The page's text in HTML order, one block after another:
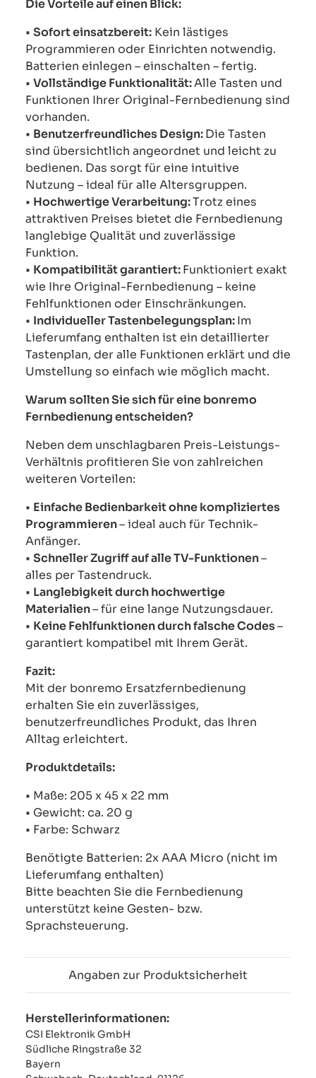
Die Vorteile auf einen Blick:
• Sofort einsatzbereit: Kein lästiges
Programmieren oder Einrichten notwendig.
Batterien einlegen – einschalten – fertig.
• Vollständige Funktionalität:Alle Tasten und
Funktionen Ihrer Original-Fernbedienung sind
vorhanden.
• Benutzerfreundliches Design:Die Tasten
sind übersichtlich angeordnet und leicht zu
bedienen. Das sorgt für eine intuitive
Nutzung – ideal für alle Altersgruppen.
• Hochwertige Verarbeitung:Trotz eines
attraktiven Preises bietet die Fernbedienung
langlebige Qualität und zuverlässige
Funktion.
• Kompatibilität garantiert:Funktioniert exakt
wie Ihre Original-Fernbedienung – keine
Fehlfunktionen oder Einschränkungen.
• Individueller Tastenbelegungsplan:Im
Lieferumfang enthalten ist ein detaillierter
Tastenplan, der alle Funktionen erklärt und die
Umstellung so einfach wie möglich macht.
Warum sollten Sie sich für eine bonremo
Fernbedienung entscheiden?
Neben dem unschlagbaren Preis-Leistungs-
Verhältnis profitieren Sie von zahlreichen
weiteren Vorteilen:
• Einfache Bedienbarkeit ohne kompliziertes
Programmieren– ideal auch für Technik-
Anfänger.
• Schneller Zugriff auf alle TV-Funktionen–
alles per Tastendruck.
• Langlebigkeit durch hochwertige
Materialien– für eine lange Nutzungsdauer.
• Keine Fehlfunktionen durch falsche Codes–
garantiert kompatibel mit Ihrem Gerät.
Fazit:
Mit der bonremo Ersatzfernbedienung
erhalten Sie ein zuverlässiges,
benutzerfreundliches Produkt, das Ihren
Alltag erleichtert.
Produktdetails:
• Maße: 205 x 45 x 22 mm
• Gewicht: ca. 20 g
• Farbe: Schwarz
Benötigte Batterien: 2x AAA Micro (nicht im
Lieferumfang enthalten)
Bitte beachten Sie die Fernbedienung
unterstützt keine Gesten- bzw.
Sprachsteuerung.
Angaben zur Produktsicherheit
Herstellerinformationen:
CSI Elektronik GmbH
Südliche Ringstraße 32
Bayern